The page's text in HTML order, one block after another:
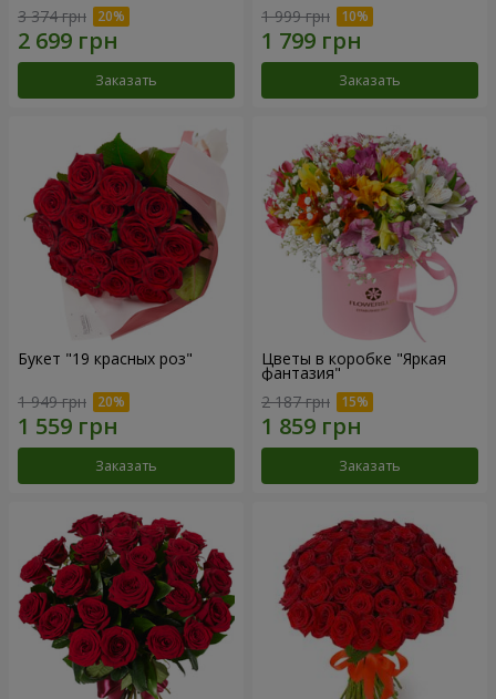
3 374 грн
Заказать
1 999 грн
Заказать
Букет "19 красных роз"
1 949 грн
Заказать
Цветы в коробке "Яркая
фантазия"
2 187 грн
Заказать